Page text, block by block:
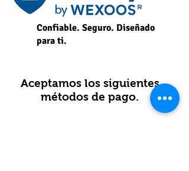
Confiable. Seguro. Diseñado
para ti.
Aceptamos los siguientes
métodos de pago.